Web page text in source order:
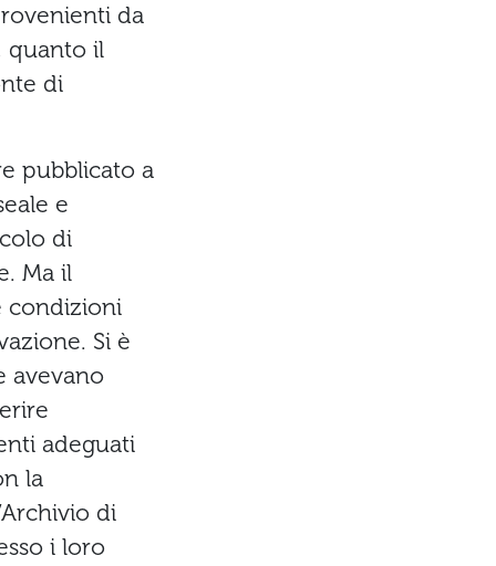
da
quanto il
di
pubblicato a
e
di
Ma il
condizioni
Si è
avevano
adeguati
la
di
i loro